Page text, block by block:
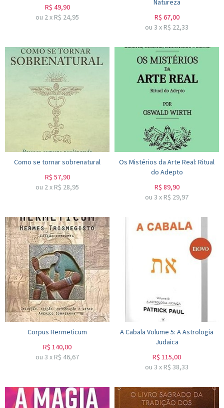
R$ 49,90
ou 2x R$ 24,95
Natureza
R$ 67,00
ou 3 x R$ 22,33
Como se tornar sobrenatural
R$ 57,90
ou 2x R$ 28,95
Os Mistérios da Arte Real: Ritual
do Adepto
R$ 89,90
ou 3 x R$ 29,97
Corpus Hermeticum
R$ 140,00
ou 3 x R$ 46,67
A Cabala Volume 5: A Astrologia
Judaica
R$ 115,00
ou 3 x R$ 38,33